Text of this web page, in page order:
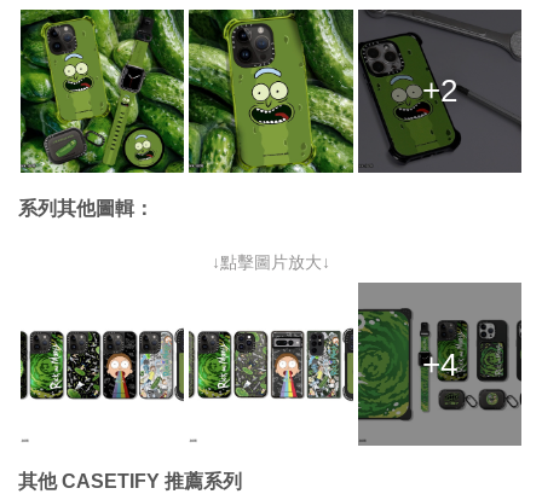
+2
系列其他圖輯：
↓點擊圖片放大↓
+4
其他 CASETIFY 推薦系列